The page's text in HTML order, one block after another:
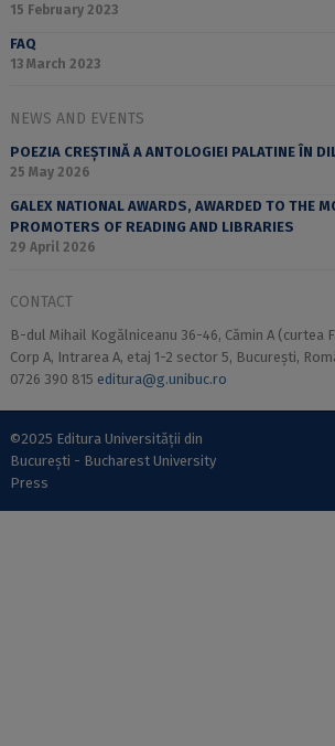
15 February 2023
FAQ
13 March 2023
NEWS AND EVENTS
POEZIA CREȘTINĂ A ANTOLOGIEI PALATINE ÎN
25 May 2026
GALEX NATIONAL AWARDS, AWARDED TO THE
PROMOTERS OF READING AND LIBRARIES
29 April 2026
CONTACT
B-dul Mihail Kogălniceanu 36-46, Cămin A (curtea
Corp A, Intrarea A, etaj 1-2 sector 5, București,
0726 390 815 editura@g.unibuc.ro
©2025 Editura Universității din
București - Bucharest University
Press